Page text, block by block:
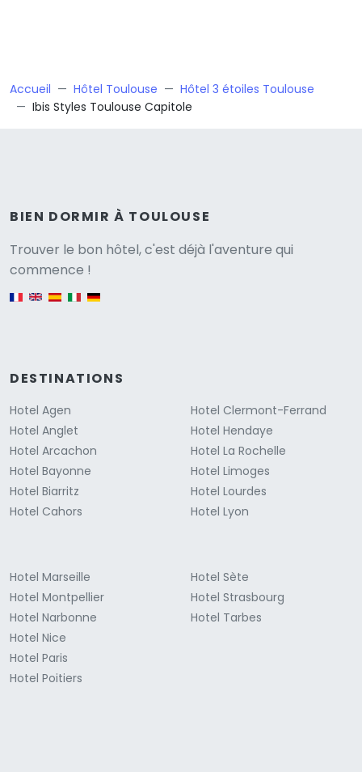
Accueil Hôtel Toulouse
Hôtel 3 étoiles Toulouse
Ibis Styles Toulouse Capitole
BIEN DORMIR À TOULOUSE
Trouver le bon hôtel, c'est déjà l'aventure qui
commence !
English version
DESTINATIONS
Hotel Agen
Hotel Anglet
Hotel Arcachon
Hotel Bayonne
Hotel Biarritz
Hotel Cahors
Hotel Clermont-Ferrand
Hotel Hendaye
Hotel La Rochelle
Hotel Limoges
Hotel Lourdes
Hotel Lyon
Hotel Marseille
Hotel Montpellier
Hotel Narbonne
Hotel Nice
Hotel Paris
Hotel Poitiers
Hotel Sète
Hotel Strasbourg
Hotel Tarbes